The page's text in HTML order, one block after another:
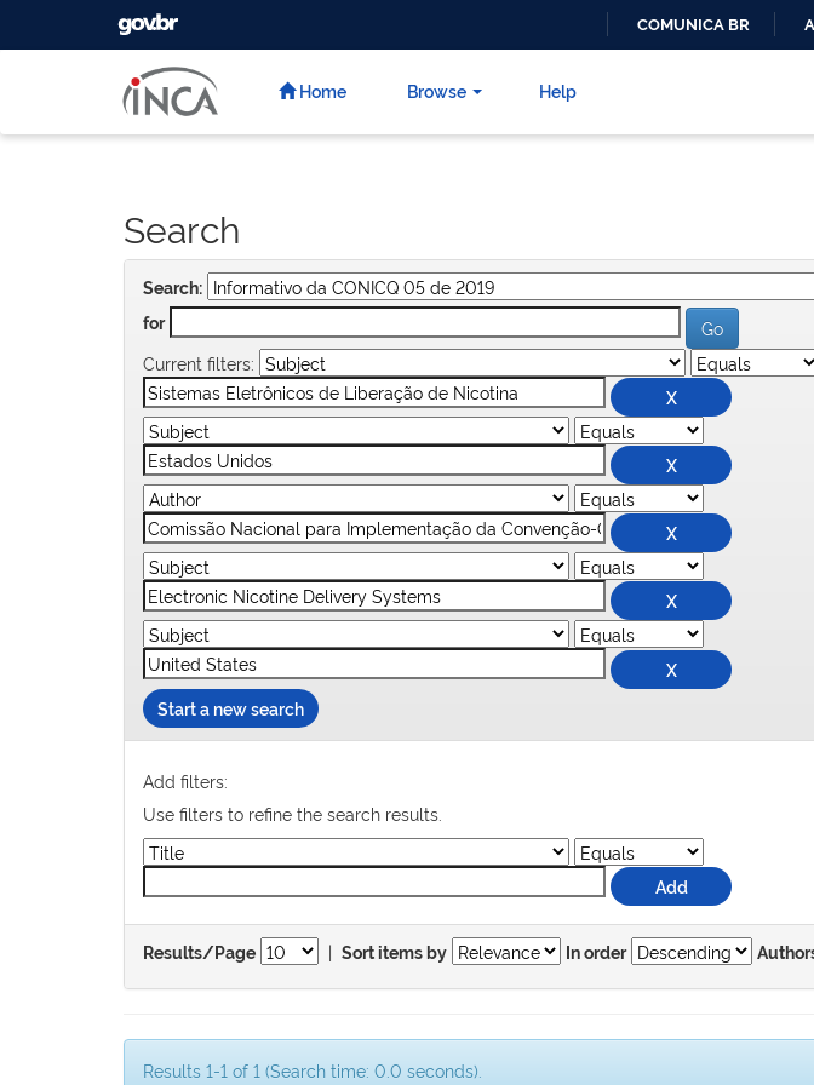
GOVBR
COMUNICA BR
Home Browse Help
Search
Search:
for
Current filters:
Start a new search
Add filters:
Use filters to refine the search results.
Results/Page | Sort items by In order
Results 1-1 of 1 (Search time: 0.0 seconds).